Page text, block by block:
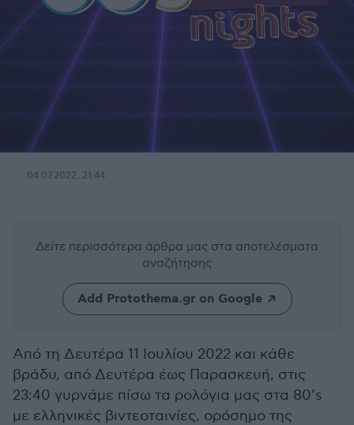
04.07.2022, 21:44
Δείτε περισσότερα άρθρα μας στα αποτελέσματα
αναζήτησης
Add Protothema.gr on Google
Από τη Δευτέρα 11 Ιουλίου 2022 και κάθε
βράδυ, από Δευτέρα έως Παρασκευή, στις
23:40 γυρνάμε πίσω τα ρολόγια μας στα 80’s
με ελληνικές βιντεοταινίες, ορόσημο της